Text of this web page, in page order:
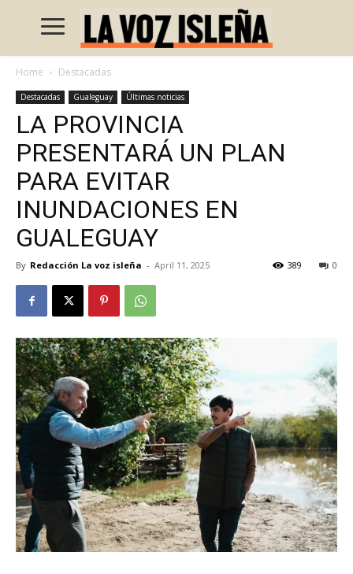
Home Destacadas
Destacadas Gualeguay Últimas noticias
LA PROVINCIA
PRESENTARÁ UN PLAN
PARA EVITAR
INUNDACIONES EN
GUALEGUAY
By Redacción La voz isleña - April 11, 2025 0
389